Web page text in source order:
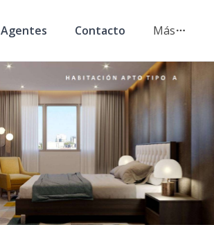
Agentes Contacto Más